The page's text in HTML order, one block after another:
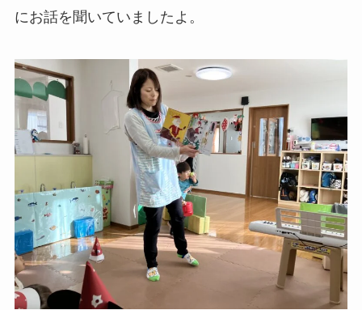
にお話を聞いていましたよ。